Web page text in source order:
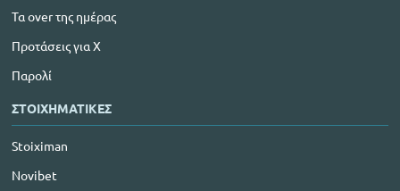
Τα over της ημέρας
Προτάσεις για Χ
Παρολί
ΣΤΟΙΧΗΜΑΤΙΚΕΣ
Stoiximan
Novibet